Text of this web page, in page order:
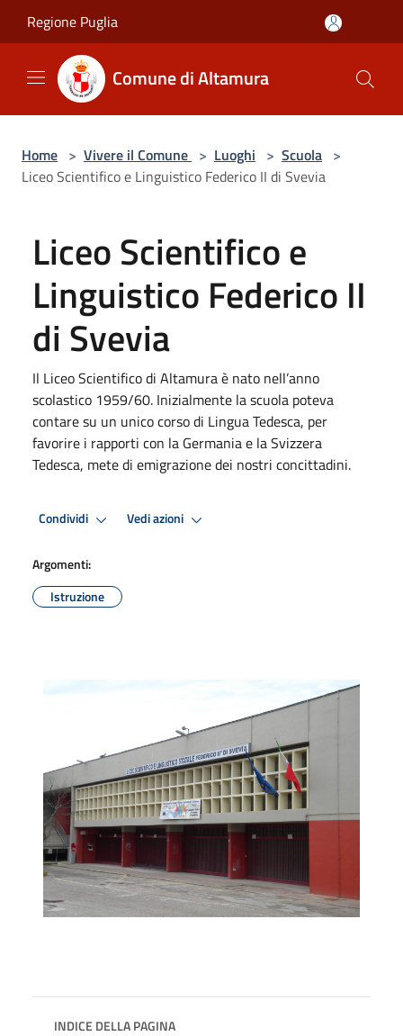
Regione Puglia
Comune di Altamura
Home > Vivere il Comune > Luoghi > Scuola >
Liceo Scientifico e Linguistico Federico II di Svevia
Liceo Scientifico e
Linguistico Federico II
di Svevia
Il Liceo Scientifico di Altamura è nato nell’anno
scolastico 1959/60. Inizialmente la scuola poteva
contare su un unico corso di Lingua Tedesca, per
favorire i rapporti con la Germania e la Svizzera
Tedesca, mete di emigrazione dei nostri concittadini.
Condividi Vedi azioni
Argomenti:
Istruzione
INDICE DELLA PAGINA